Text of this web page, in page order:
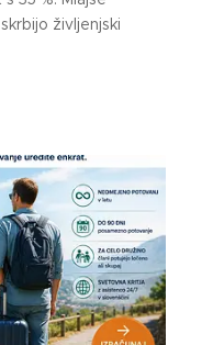
življenjski